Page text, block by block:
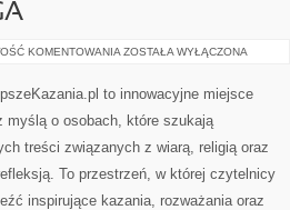
KOMENTOWANIA DUCHOWNI
ZOSTAŁA WYŁĄCZONA
to innowacyjne miejsce
myślą o osobach, które szukają
treści związanych z wiarą, religią oraz
To przestrzeń, w której czytelnicy
inspirujące kazania, rozważania oraz